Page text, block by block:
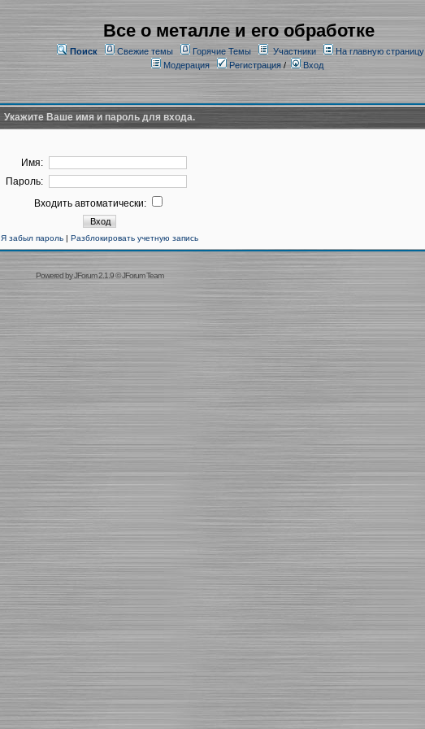
Все о металле и его обработке
Поиск Свежие темы Горячие Темы Участники
На главную страницу
Модерация
Регистрация/ Вход
Укажите Ваше имя и пароль для входа.
Имя:
Пароль:
Входить автоматически:
Я забыл пароль| Разблокировать учетную запись
Powered byJForum 2.1.9©JForum Team